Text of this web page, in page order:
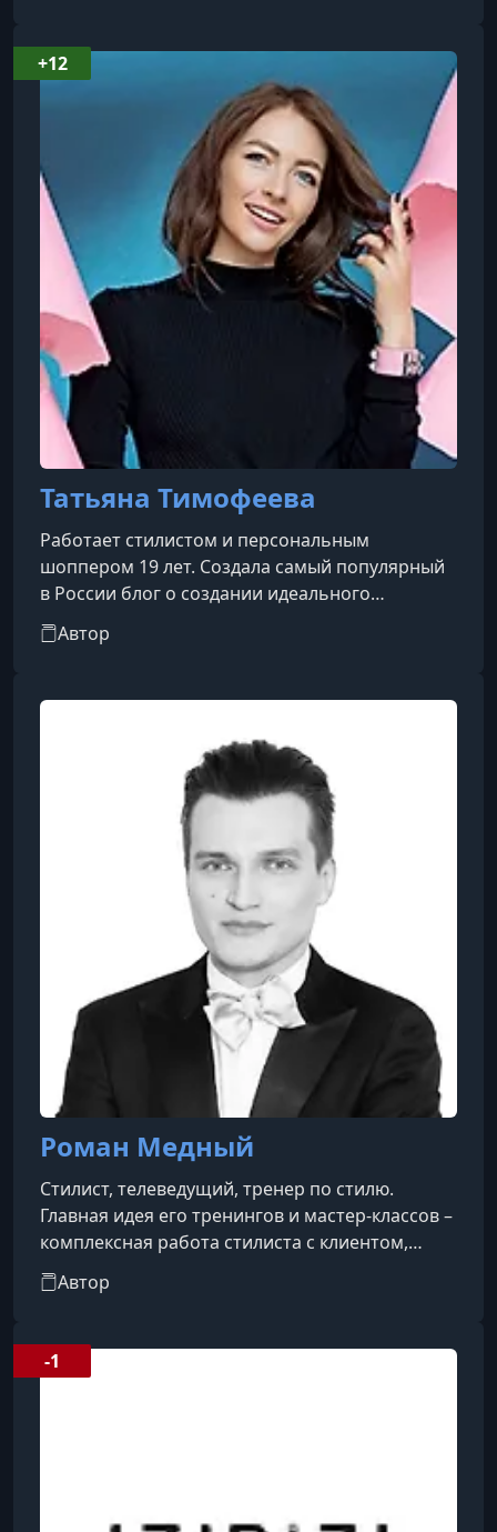
Татьяна Тимофеева
Работает стилистом и персональным
шоппером 19 лет. Создала самый популярный
в России блог о создании идеального
гардероба, где она каждый день делает
прививки хорошего вкуса миллиону девушек.
Автор
+12
Роман Медный
Стилист, телеведущий, тренер по стилю.
Главная идея его тренингов и мастер-классов –
комплексная работа стилиста с клиентом,
выход за пределы только своей области
(прически, макияжа, одежды), комплексное
определенной эстетической среды, которая
подтолкнула бы его к активной работе над
Автор
-1